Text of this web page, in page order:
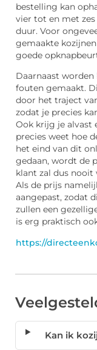
bestelling kan
vier tot en met
duur. Voor
gemaakte
goede
Daarnaast
fouten gemaakt.
door het traject
zodat je precies
Ook krijg je alvast
precies weet hoe
het eind van dit
gedaan, wordt de
klant zal dus nooit
Als de prijs
aangepast, zodat
zullen een
is erg praktisch
https://
Kan ik